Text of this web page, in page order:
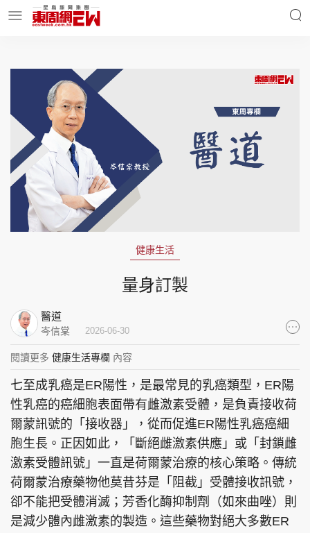
明星名人
東周Ladies 優享生活
東周食玩通
集團旗下品牌
東周刊 cazbuyer 東Touch
PCM 電腦廣場 星島頭條 星島日報
健康生活
量身訂製
醫道
岑信棠 2026-06-30
閱讀更多 健康生活專欄 內容
七至成乳癌是ER陽性，是最常見的乳癌類型，ER陽
性乳癌的癌細胞表面帶有雌激素受體，是負責接收荷
爾蒙訊號的「接收器」，從而促進ER陽性乳癌癌細
胞生長。正因如此，「斷絕雌激素供應」或「封鎖雌
激素受體訊號」一直是荷爾蒙治療的核心策略。傳統
荷爾蒙治療藥物他莫昔芬是「阻截」受體接收訊號，
卻不能把受體消滅；芳香化酶抑制劑（如來曲唑）則
是減少體內雌激素的製造。這些藥物對絕大多數ER